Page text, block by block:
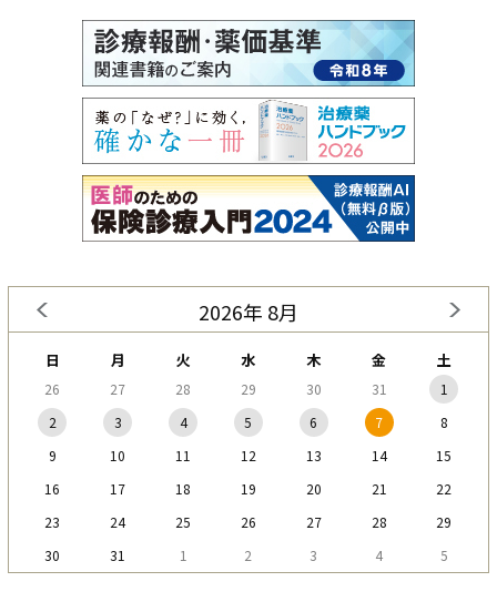
2026年 8月
日 月 火 水 木 金 土
26 27 28 29 30 31
1
2
3 4 5 6 7
8
9
10 11 12 13 14
15
16
17 18 19 20 21
22
23
24 25 26 27 28
29
30
31 1 2 3 4 5